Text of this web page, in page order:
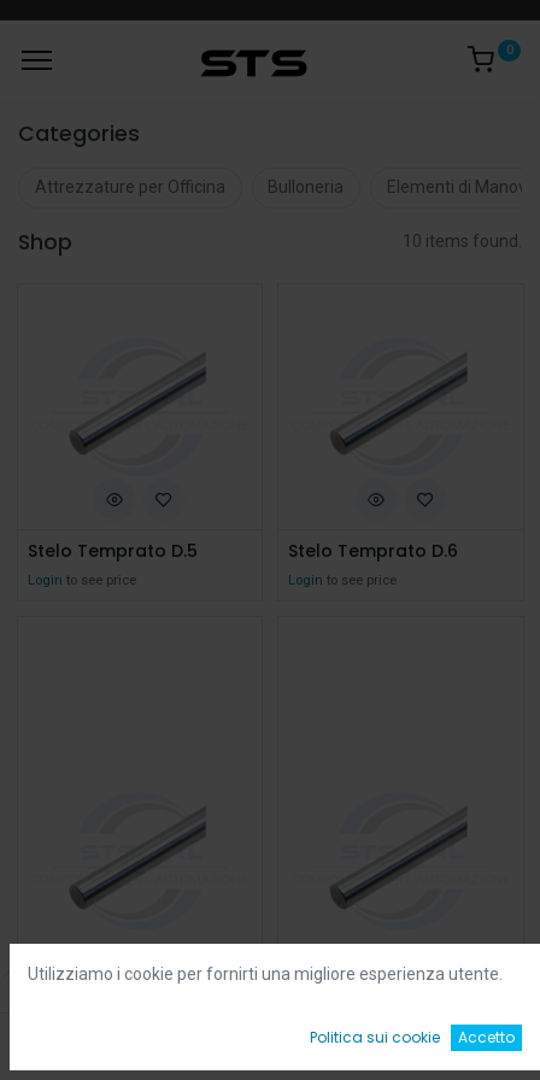
Default
0
Categories
Attrezzature per Officina Bulloneria Elementi di
Shop 10 items found.
Stelo Temprato D.5
Login to see price
Stelo Temprato D.6
Login to see price
Utilizziamo i cookie per fornirti una migliore esperienza utente.
Politica sui cookie Accetto